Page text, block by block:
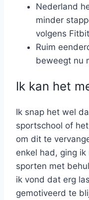
Nederland
minder
volgens
Ruim
beweegt nu
Ik kan het
Ik snap het wel
sportschool of
om dit te
enkel had, ging
sporten met
ik vond dat erg
gemotiveerd te